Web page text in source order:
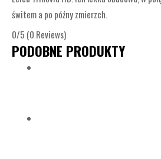
świtem a po późny zmierzch.
0/5 (0 Reviews)
PODOBNE PRODUKTY